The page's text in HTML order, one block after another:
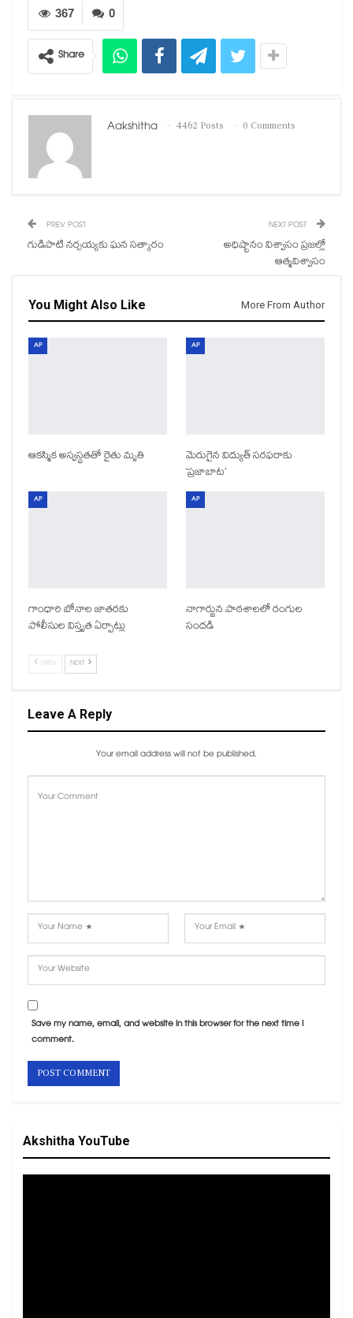
0
367
Share
Aakshitha 4462 Posts 0 Comments
PREV POST
గుడిపాటి నర్సయ్యకు ఘన సత్కారం
NEXT POST
అధిష్టానం విశ్వాసం ప్రజల్లో
ఆత్మవిశ్వాసం
You Might Also Like More From Author
AP
ఆకస్మిక అస్వస్థతతో రైతు మృతి
AP
మెరుగైన విద్యుత్ సరఫరాకు
‘ప్రజాబాట’
AP
గాంధారి బోనాల జాతరకు
పోలీసుల విస్తృత ఏర్పాట్లు
AP
నాగార్జున పాఠశాలలో రంగుల
సందడి
PREV NEXT
Leave A Reply
Your email address will not be published.
Save my name, email, and website in this browser for the next time I
comment.
Akshitha YouTube